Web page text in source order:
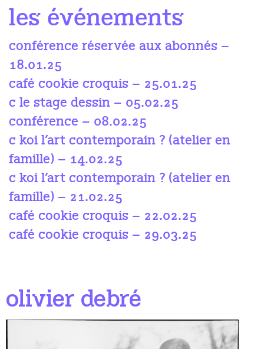
les événements
conférence réservée aux abonnés –
18.01.25
café cookie croquis – 25.01.25
c le stage dessin – 05.02.25
conférence – 08.02.25
c koi l’art contemporain ? (atelier en
famille) – 14.02.25
c koi l’art contemporain ? (atelier en
famille) – 21.02.25
café cookie croquis – 22.02.25
café cookie croquis – 29.03.25
olivier debré